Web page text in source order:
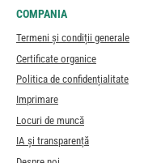
COMPANIA
Termeni și condiții generale
Certificate organice
Politica de confidențialitate
Imprimare
Locuri de muncă
IA și transparență